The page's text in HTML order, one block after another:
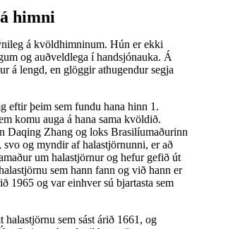
himni
á kvöldhimninum. Hún er ekki
og auðveldlega í handsjónauka. Á
á lengd, en glöggir athugendur segja
eftir þeim sem fundu hana hinn 1.
komu auga á hana sama kvöldið.
Daqing Zhang og loks Brasilíumaðurinn
og myndir af halastjörnunni, er að
um halastjörnur og hefur gefið út
sem hann fann og við hann er
1965 og var einhver sú bjartasta sem
sem sást árið 1661, og